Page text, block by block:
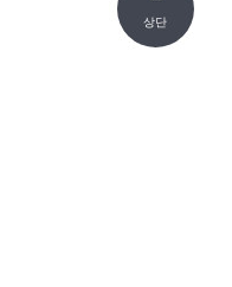
상단